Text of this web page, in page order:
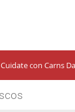
Cuidate con Carns